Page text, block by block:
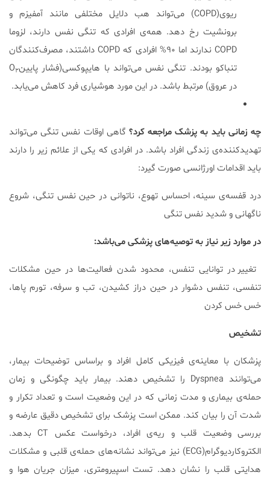
ریوی(COPD) می‌تواند هب دلایل مختلفی مانند آمفیزم و
برونشیت رخ دهد. همه‌ی افرادی که تنگی نفس دارند، لزوما
COPD ندارند اما ۹۰% افرادی که COPD داشتند، مصرف‌کنندگان
تنباکو بودند. تنگی نفس می‌تواند با هایپوکسی(فشار پایینO۲
در عروق) مرتبط باشد. در این مورد هوشیاری فرد کاهش می‌یابد.
چه زمانی باید به پزشک مراجعه کرد؟ گاهی اوقات نفس تنگی می‌تواند
تهدیدکننده‌ی زندگی افراد باشد. در افرادی که یکی از علائم زیر را دارند
باید اقدامات اورژانسی صورت گیرد:
درد قفسه‌ی سینه، احساس تهوع، ناتوانی در حین نفس تنگی، شروع
ناگهانی و شدید نفس تنگی
در موارد زیر نیاز به توصیه‌های پزشکی می‌باشد:
تغییر در توانایی تنفس، محدود شدن فعالیت‌ها در حین مشکلات
تنفسی، تنفس دشوار در حین دراز کشیدن، تب و سرفه، تورم پاها،
خس خس کردن
تشخیص
پزشکان با معاینه‌ی فیزیکی کامل افراد و براساس توضیحات بیمار،
می‌توانند Dyspnea را تشخیص دهند. بیمار باید چگونگی و زمان
حمله‌ی بیماری و مدت زمانی که در این وضعیت است و تعداد تکرار و
شدت آن را بیان کند. ممکن است پزشک برای تشخیص دقیق عارضه و
بررسی وضعیت قلب و ریه‌ی افراد، درخواست عکس CT بدهد.
الکتروکاردیوگرام(ECG) نیز می‌تواند نشانه‌های حمله‌ی قلبی و مشکلات
هدایتی قلب را نشان دهد. تست اسپیرومتری، میزان جریان هوا و